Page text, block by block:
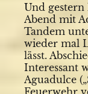
Und
Abend mit
Tandem
wieder mal
lässt.
Interessant
Aguadulce
Feuerwehr